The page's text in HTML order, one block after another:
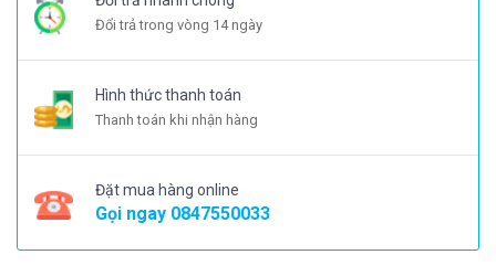
Đổi trả trong vòng 14 ngày
Hình thức thanh toán
Thanh toán khi nhận hàng
Đặt mua hàng online
Gọi ngay 0847550033